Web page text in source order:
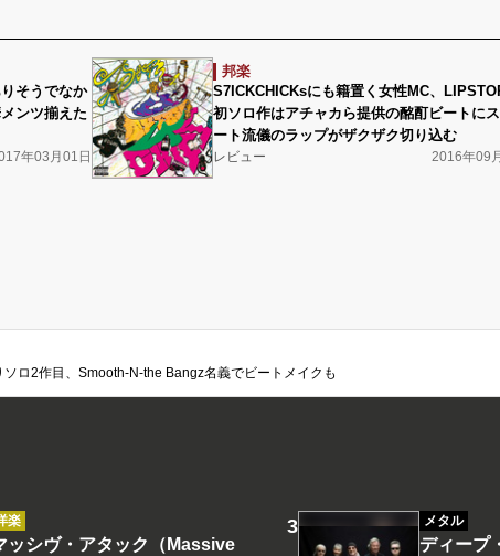
そうでなか
ンツ揃えた
年03月01日
邦楽
S7ICKCHICKsにも籍置く女性MC、
初ソロ作はアチャカら提供の酩酊ビートに
ート流儀のラップがザクザク切り込む
レビュー 2016年09
ロ2作目、Smooth-N-the Bangz名義でビートメイクも
楽
ッシヴ・アタック（Massive
メタル
ディープ